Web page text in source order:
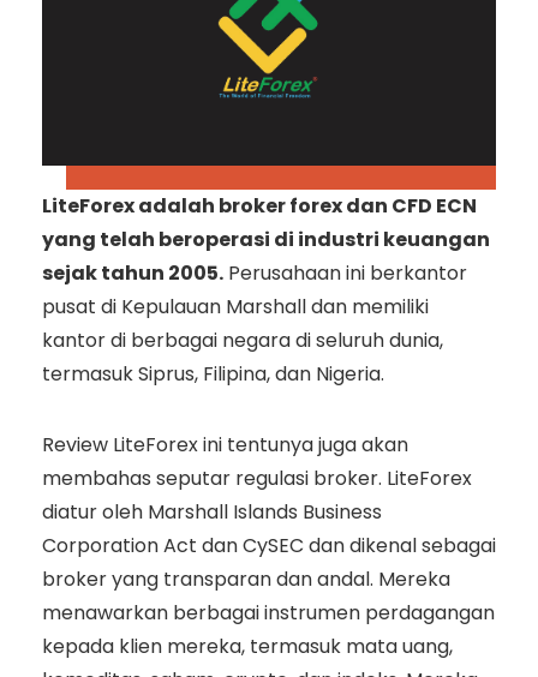
LiteForex adalah broker forex dan CFD ECN
yang telah beroperasi di industri keuangan
sejak tahun 2005. Perusahaan ini berkantor
pusat di Kepulauan Marshall dan memiliki
kantor di berbagai negara di seluruh dunia,
termasuk Siprus, Filipina, dan Nigeria.
Review LiteForex ini tentunya juga akan
membahas seputar regulasi broker. LiteForex
diatur oleh Marshall Islands Business
Corporation Act dan CySEC dan dikenal sebagai
broker yang transparan dan andal. Mereka
menawarkan berbagai instrumen perdagangan
kepada klien mereka, termasuk mata uang,